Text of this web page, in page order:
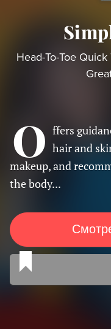
Head-To-Toe
O ffers
hair and
makeup, and
the body...